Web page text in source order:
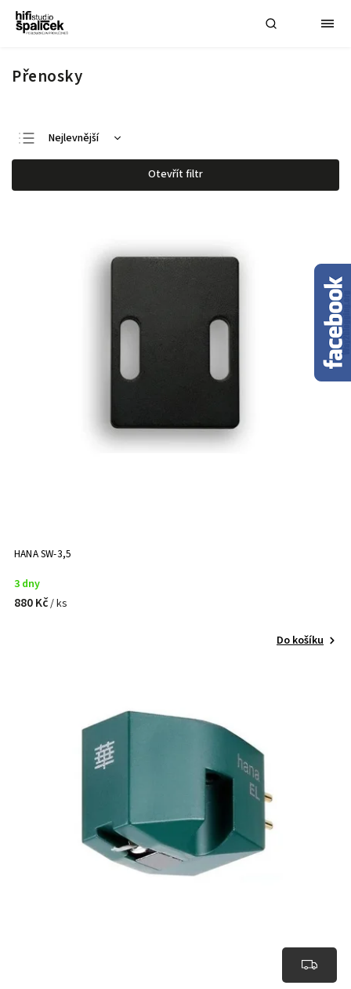
Přenosky
Nejlevnější
Nejdražší
Nejprodávanější
Otevřít filtr
HANA SW-3,5
3 dny
880 Kč/ ks
Do košíku